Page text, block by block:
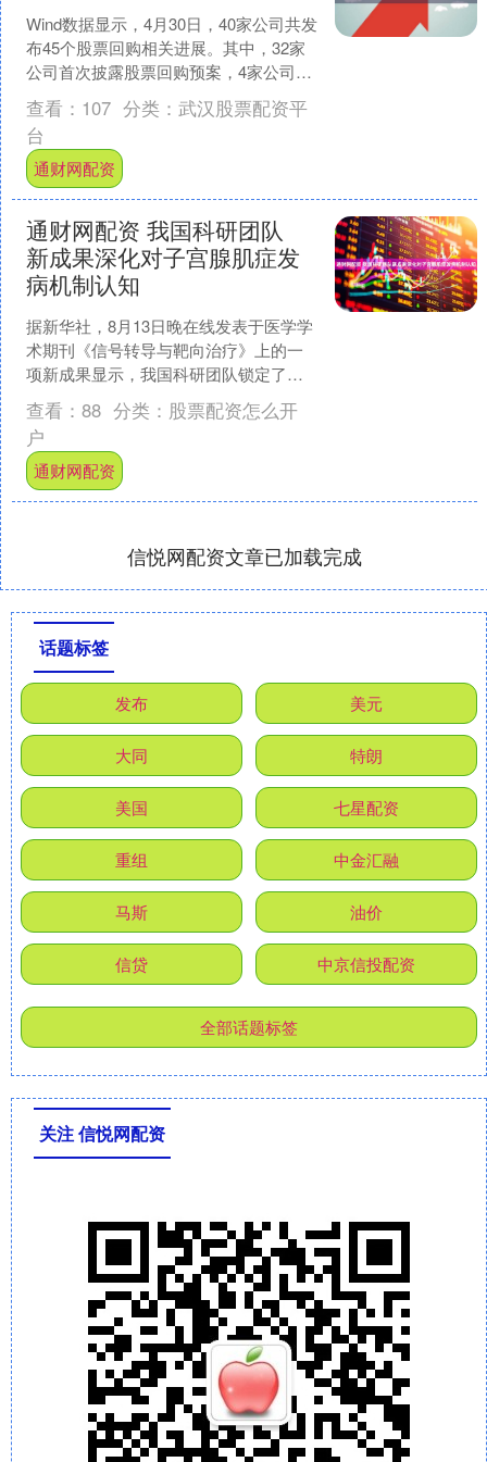
Wind数据显示，4月30日，40家公司共发
布45个股票回购相关进展。其中，32家
公司首次披露股票回购预案，4家公司回
购方案获股东大会通过，1家公司披露股
票回购....
查看： 107 分类： 武汉股票配资平
台
通财网配资
通财网配资 我国科研团队
新成果深化对子宫腺肌症发
病机制认知
据新华社，8月13日晚在线发表于医学学
术期刊《信号转导与靶向治疗》上的一
项新成果显示，我国科研团队锁定了驱
动子宫腺肌症的关键靶点——泌乳素受
体，证明泌乳素信号的....
查看： 88 分类： 股票配资怎么开
户
通财网配资
信悦网配资文章已加载完成
话题标签
发布 美元
大同 特朗
美国 七星配资
重组 中金汇融
马斯 油价
信贷 中京信投配资
全部话题标签
关注 信悦网配资